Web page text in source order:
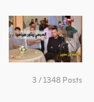
3 / 1348 Posts